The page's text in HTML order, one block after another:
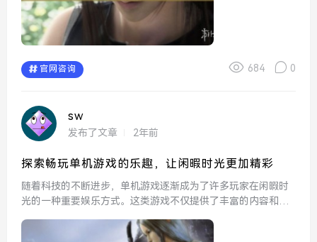
官网咨询 684 0
sw
发布了文章 2年前
探索畅玩单机游戏的乐趣，让闲暇时光更加精彩
随着科技的不断进步，单机游戏逐渐成为了许多玩家在闲暇时
光的一种重要娱乐方式。这类游戏不仅提供了丰富的内容和精
乐趣。不同于联网游戏需要与他人互动，单机游戏的自由度让